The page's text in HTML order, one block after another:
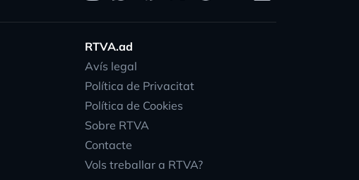
RTVA.ad
Avís legal
Política de Privacitat
Política de Cookies
Sobre RTVA
Contacte
Vols treballar a RTVA?